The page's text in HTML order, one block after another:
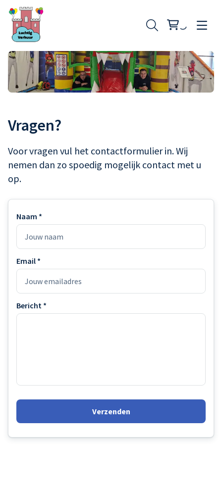
Skytubes
Springkussen klein
Springkussen middel
Springkussen groot
Stormbaan buikschuifbaan
Partytent
Naam *
Email *
Bericht *
Verzenden
Vragen?
Voor vragen vul het contactformulier in. Wij
nemen dan zo spoedig mogelijk contact met u
op.